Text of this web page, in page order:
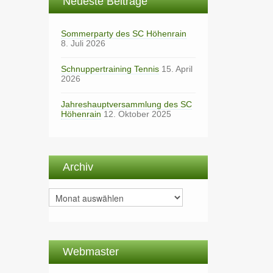
Sommerparty des SC Höhenrain
8. Juli 2026
Schnuppertraining Tennis 15. April
2026
Jahreshauptversammlung des SC
Höhenrain 12. Oktober 2025
Archiv
Archiv
Webmaster